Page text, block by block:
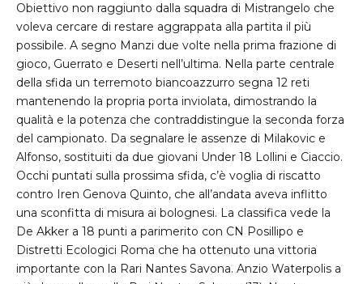
Obiettivo non raggiunto dalla squadra di Mistrangelo che
voleva cercare di restare aggrappata alla partita il più
possibile. A segno Manzi due volte nella prima frazione di
gioco, Guerrato e Deserti nell’ultima. Nella parte centrale
della sfida un terremoto biancoazzurro segna 12 reti
mantenendo la propria porta inviolata, dimostrando la
qualità e la potenza che contraddistingue la seconda forza
del campionato. Da segnalare le assenze di Milakovic e
Alfonso, sostituiti da due giovani Under 18 Lollini e Ciaccio.
Occhi puntati sulla prossima sfida, c’è voglia di riscatto
contro Iren Genova Quinto, che all’andata aveva inflitto
una sconfitta di misura ai bolognesi. La classifica vede la
De Akker a 18 punti a parimerito con CN Posillipo e
Distretti Ecologici Roma che ha ottenuto una vittoria
importante con la Rari Nantes Savona. Anzio Waterpolis a